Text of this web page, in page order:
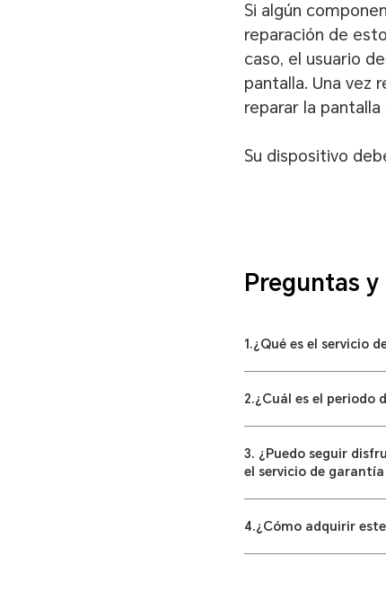
Si algún
reparación de
caso, el usuario
pantalla. Una vez
reparar la
Su dispositivo
Preguntas
1.¿Qué es el servicio
2.¿Cuál es el periodo
3. ¿Puedo seguir
el servicio de
4.¿Cómo adquirir